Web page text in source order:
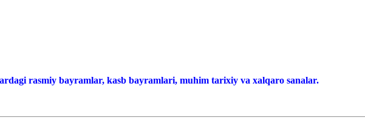
rasmiy bayramlar, kasb bayramlari, muhim tarixiy va xalqaro sanalar.